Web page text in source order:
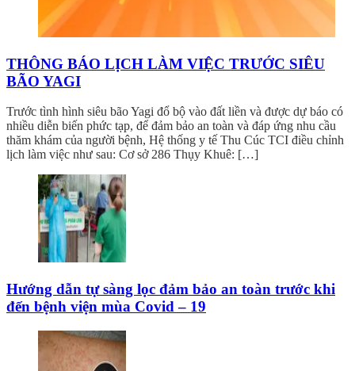
THÔNG BÁO LỊCH LÀM VIỆC TRƯỚC SIÊU
BÃO YAGI
Trước tình hình siêu bão Yagi đổ bộ vào đất liền và được dự báo có
nhiều diễn biến phức tạp, để đảm bảo an toàn và đáp ứng nhu cầu
thăm khám của người bệnh, Hệ thống y tế Thu Cúc TCI điều chỉnh
lịch làm việc như sau: Cơ sở 286 Thụy Khuê: […]
Hướng dẫn tự sàng lọc đảm bảo an toàn trước khi
đến bệnh viện mùa Covid – 19